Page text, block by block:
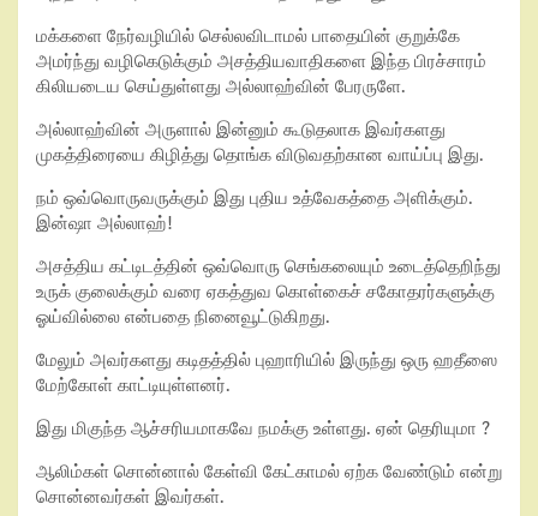
மக்களை நேர்வழியில் செல்லவிடாமல் பாதையின் குறுக்கே
அமர்ந்து வழிகெடுக்கும் அசத்தியவாதிகளை இந்த பிரச்சாரம்
கிலியடைய செய்துள்ளது அல்லாஹ்வின் பேரருளே.
அல்லாஹ்வின் அருளால் இன்னும் கூடுதலாக இவர்களது
முகத்திரையை கிழித்து தொங்க விடுவதற்கான வாய்ப்பு இது.
நம் ஒவ்வொருவருக்கும் இது புதிய உத்வேகத்தை அளிக்கும்.
இன்ஷா அல்லாஹ்!
அசத்திய கட்டிடத்தின் ஒவ்வொரு செங்கலையும் உடைத்தெறிந்து
உருக் குலைக்கும் வரை ஏகத்துவ கொள்கைச் சகோதரர்களுக்கு
ஓய்வில்லை என்பதை நினைவூட்டுகிறது.
மேலும் அவர்களது கடிதத்தில் புஹாரியில் இருந்து ஒரு ஹதீஸை
மேற்கோள் காட்டியுள்ளனர்.
இது மிகுந்த ஆச்சரியமாகவே நமக்கு உள்ளது. ஏன் தெரியுமா ?
ஆலிம்கள் சொன்னால் கேள்வி கேட்காமல் ஏற்க வேண்டும் என்று
சொன்னவர்கள் இவர்கள்.